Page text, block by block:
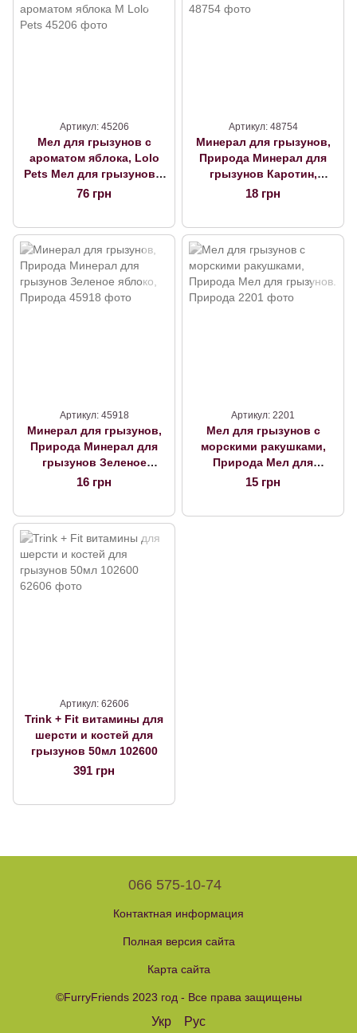
Артикул: 45206
Мел для грызунов с
ароматом яблока, Lolo
Pets Мел для грызунов с
ароматом яблока M Lolo
76 грн
Артикул: 48754
Минерал для грызунов,
Природа Минерал для
грызунов Каротин,
Природа
18 грн
Артикул: 45918
Минерал для грызунов,
Природа Минерал для
грызунов Зеленое
яблоко, Природа
16 грн
Артикул: 2201
Мел для грызунов с
морскими ракушками,
Природа Мел для
грызунов. Природа
15 грн
Артикул: 62606
Trink + Fit витамины для
шерсти и костей для
грызунов 50мл 102600
391 грн
066 575-10-74
Контактная информация
Полная версия сайта
Карта сайта
©FurryFriends 2023 год - Все права защищены
Укр Рус